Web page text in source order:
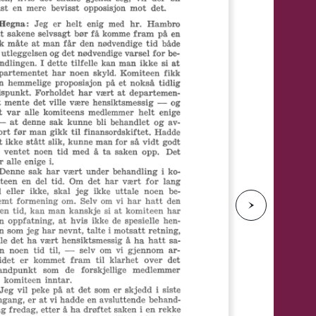
N
e
s
t
e
s
i
d
e